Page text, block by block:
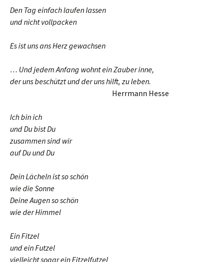
Den Tag einfach laufen lassen
und nicht vollpacken
Es ist uns ans Herz gewachsen
… Und jedem Anfang wohnt ein Zauber inne,
der uns beschützt und der uns hilft, zu leben.
Herrmann Hesse
Ich bin ich
und Du bist Du
zusammen sind wir
auf Du und Du
Dein Lächeln ist so schön
wie die Sonne
Deine Augen so schön
wie der Himmel
Ein Fitzel
und ein Futzel
vielleicht sogar ein Fitzelfutzel